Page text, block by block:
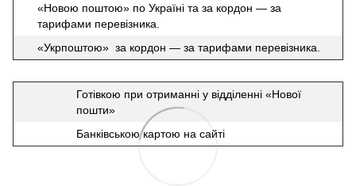
«Новою поштою» по Україні та за кордон — за
тарифами перевізника.
«Укрпоштою» за кордон — за тарифами перевізника.
Готівкою при отриманні у відділенні «Нової
пошти»
Банківською картою на сайті